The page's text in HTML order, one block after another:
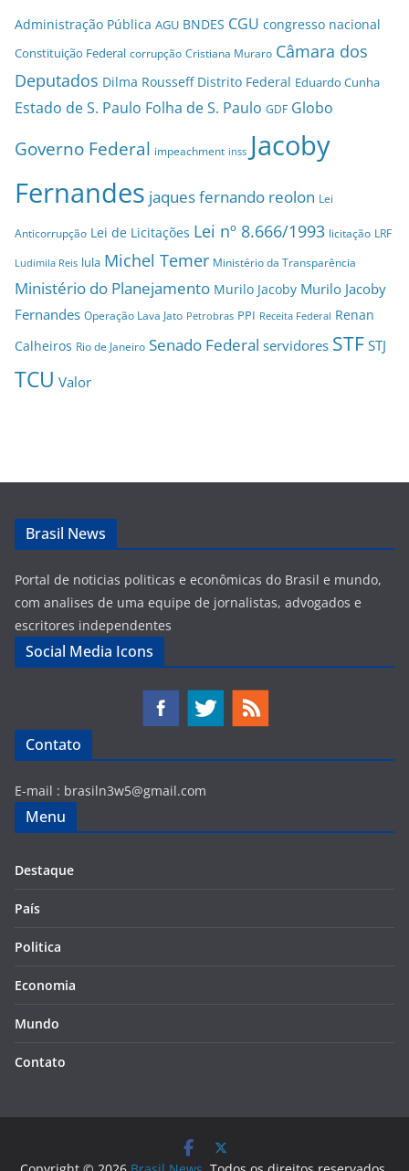
Administração Pública AGU BNDES CGU congresso nacional
Constituição Federal corrupção Cristiana Muraro Câmara dos
Deputados Dilma Rousseff Distrito Federal Eduardo Cunha
Estado de S. Paulo Folha de S. Paulo GDF Globo
Governo Federal impeachment inss Jacoby
Fernandes jaques fernando reolon Lei
Anticorrupção Lei de Licitações Lei nº 8.666/1993 licitação LRF
Ludimila Reis lula Michel Temer Ministério da Transparência
Ministério do Planejamento Murilo Jacoby Murilo Jacoby
Fernandes Operação Lava Jato Petrobras PPI Receita Federal Renan
Calheiros Rio de Janeiro Senado Federal servidores STF STJ
TCU Valor
Brasil News
Portal de noticias politicas e econômicas do Brasil e mundo,
com analises de uma equipe de jornalistas, advogados e
escritores independentes
Social Media Icons
Contato
E-mail : brasiln3w5@gmail.com
Menu
Destaque
País
Politica
Economia
Mundo
Contato